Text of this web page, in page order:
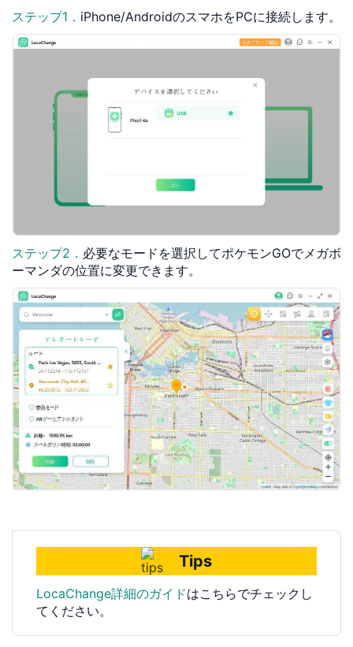
ステップ1． iPhone/AndroidのスマホをPCに接続します。
ステップ2． 必要なモードを選択してポケモンGOでメガボ
ーマンダの位置に変更できます。
Tips
LocaChange詳細のガイドはこちらでチェックし
てください。